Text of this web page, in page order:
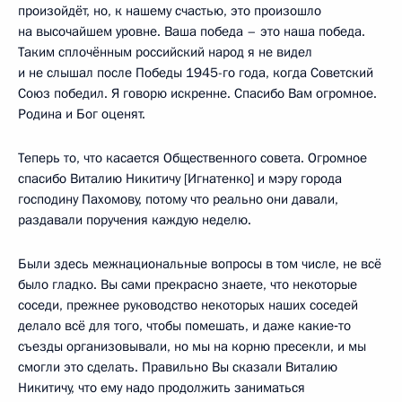
произойдёт, но, к нашему счастью, это произошло
на высочайшем уровне. Ваша победа – это наша победа.
Таким сплочённым российский народ я не видел
и не слышал после Победы 1945-го года, когда Советский
Союз победил. Я говорю искренне. Спасибо Вам огромное.
Родина и Бог оценят.
Теперь то, что касается Общественного совета. Огромное
спасибо Виталию Никитичу [Игнатенко] и мэру города
господину Пахомову, потому что реально они давали,
раздавали поручения каждую неделю.
Были здесь межнациональные вопросы в том числе, не всё
было гладко. Вы сами прекрасно знаете, что некоторые
соседи, прежнее руководство некоторых наших соседей
делало всё для того, чтобы помешать, и даже какие‑то
съезды организовывали, но мы на корню пресекли, и мы
смогли это сделать. Правильно Вы сказали Виталию
Никитичу, что ему надо продолжить заниматься